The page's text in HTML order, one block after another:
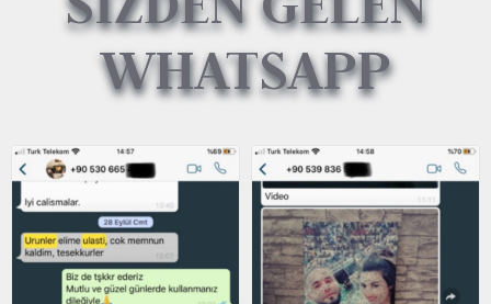
WHATSAPP